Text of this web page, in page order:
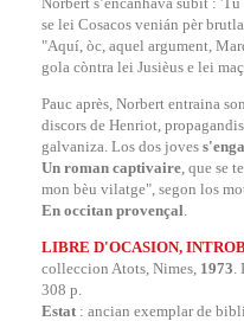
se lei Cosacos venián pèr
"Aquí, òc, aquel argument,
gola còntra lei Jusièus e lei
Pauc après, Norbert entraina
discors de Henriot,
galvaniza. Los dos joves
Un roman captivaire, que se
mon bèu vilatge", segon los
En occitan provençal.
LIBRE D'OCASION,
colleccion Atots, Nimes, 1973.
308 p.
Estat : ancian exemplar de